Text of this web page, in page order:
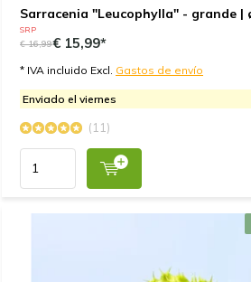
Sarracenia "Leucophylla" - grande |
SRP
€ 16,99€ 15,99*
* IVA incluido Excl. Gastos de envío
Enviado el viernes
(11)